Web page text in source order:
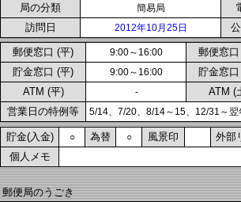
局の分類
簡易局
訪問日 2012年10月25日
郵便窓口 (平) 9:00～16:00 郵便窓
貯金窓口 (平) 9:00～16:00 貯金窓
ATM (平) - ATM (
営業日の特例等 5/14、7/20、8/14～15、12/31～翌
貯金(入金) ○ 為替 ○ 風景印 外部
個人メモ
郵便局のうごき